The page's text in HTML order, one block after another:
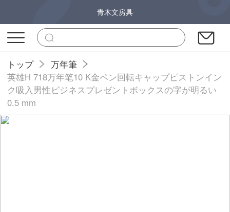
青木文房具
トップ
万年筆
英雄H 718万年笔10 K金ペン回転キャップピストンイン
ク吸入男性ビジネスプレゼントボックスの字が明るい
0.5 mm